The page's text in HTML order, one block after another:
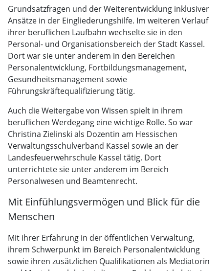
Grundsatzfragen und der Weiterentwicklung inklusiver
Ansätze in der Eingliederungshilfe. Im weiteren Verlauf
ihrer beruflichen Laufbahn wechselte sie in den
Personal- und Organisationsbereich der Stadt Kassel.
Dort war sie unter anderem in den Bereichen
Personalentwicklung, Fortbildungsmanagement,
Gesundheitsmanagement sowie
Führungskräftequalifizierung tätig.
Auch die Weitergabe von Wissen spielt in ihrem
beruflichen Werdegang eine wichtige Rolle. So war
Christina Zielinski als Dozentin am Hessischen
Verwaltungsschulverband Kassel sowie an der
Landesfeuerwehrschule Kassel tätig. Dort
unterrichtete sie unter anderem im Bereich
Personalwesen und Beamtenrecht.
Mit Einfühlungsvermögen und Blick für die
Menschen
Mit ihrer Erfahrung in der öffentlichen Verwaltung,
ihrem Schwerpunkt im Bereich Personalentwicklung
sowie ihren zusätzlichen Qualifikationen als Mediatorin